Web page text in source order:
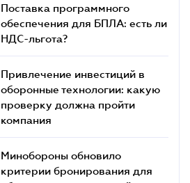
Поставка программного
обеспечения для БПЛА: есть ли
НДС-льгота?
Привлечение инвестиций в
оборонные технологии: какую
проверку должна пройти
компания
Минобороны обновило
критерии бронирования для